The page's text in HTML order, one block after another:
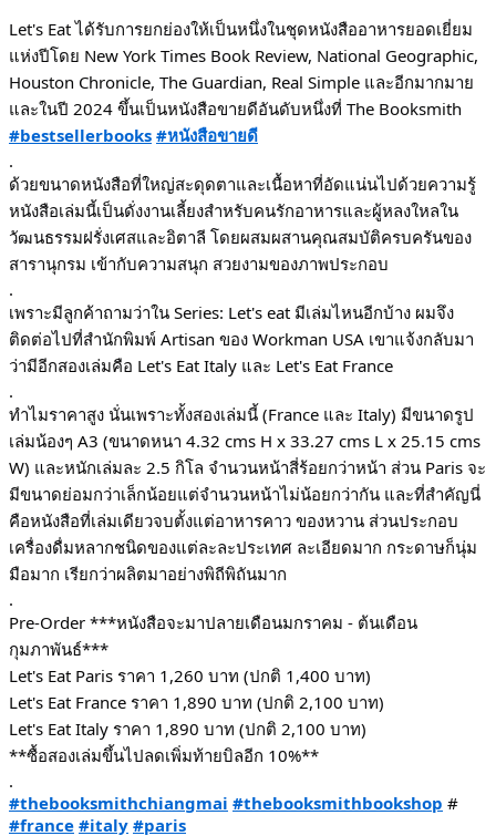
Let's Eat ได้รับการยกย่องให้เป็นหนึ่งในชุดหนังสืออาหารยอดเยี่ยม
แห่งปีโดย New York Times Book Review, National Geographic,
Houston Chronicle, The Guardian, Real Simple และอีกมากมาย
และในปี 2024 ขึ้นเป็นหนังสือขายดีอันดับหนึ่งที่ The Booksmith
#bestsellerbooks #หนังสือขายดี
.
ด้วยขนาดหนังสือที่ใหญ่สะดุดตาและเนื้อหาที่อัดแน่นไปด้วยความรู้
หนังสือเล่มนี้เป็นดั่งงานเลี้ยงสำหรับคนรักอาหารและผู้หลงใหลใน
วัฒนธรรมฝรั่งเศสและอิตาลี โดยผสมผสานคุณสมบัติครบครันของ
สารานุกรม เข้ากับความสนุก สวยงามของภาพประกอบ
.
เพราะมีลูกค้าถามว่าใน Series: Let's eat มีเล่มไหนอีกบ้าง ผมจึง
ติดต่อไปที่สำนักพิมพ์ Artisan ของ Workman USA เขาแจ้งกลับมา
ว่ามีอีกสองเล่มคือ Let's Eat Italy และ Let's Eat France
.
ทำไมราคาสูง นั่นเพราะทั้งสองเล่มนี้ (France และ Italy) มีขนาดรูป
เล่มน้องๆ A3 (ขนาดหนา 4.32 cms H x 33.27 cms L x 25.15 cms
W) และหนักเล่มละ 2.5 กิโล จำนวนหน้าสี่ร้อยกว่าหน้า ส่วน Paris จะ
มีขนาดย่อมกว่าเล็กน้อยแต่จำนวนหน้าไม่น้อยกว่ากัน และที่สำคัญนี่
คือหนังสือที่เล่มเดียวจบตั้งแต่อาหารคาว ของหวาน ส่วนประกอบ
เครื่องดื่มหลากชนิดของแต่ละละประเทศ ละเอียดมาก กระดาษก็นุ่ม
มือมาก เรียกว่าผลิตมาอย่างพิถีพิถันมาก
.
Pre-Order ***หนังสือจะมาปลายเดือนมกราคม - ต้นเดือน
กุมภาพันธ์***
Let's Eat Paris ราคา 1,260 บาท (ปกติ 1,400 บาท)
Let's Eat France ราคา 1,890 บาท (ปกติ 2,100 บาท)
Let's Eat Italy ราคา 1,890 บาท (ปกติ 2,100 บาท)
**ซื้อสองเล่มขึ้นไปลดเพิ่มท้ายบิลอีก 10%**
.
#thebooksmithchiangmai #thebooksmithbookshop #
#france #italy #paris